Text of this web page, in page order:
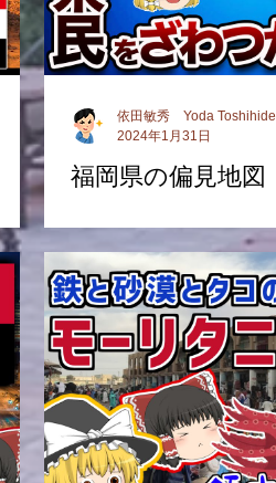
福岡県の偏見地図
依田敏秀 Yoda Toshihide
2024年1月31日